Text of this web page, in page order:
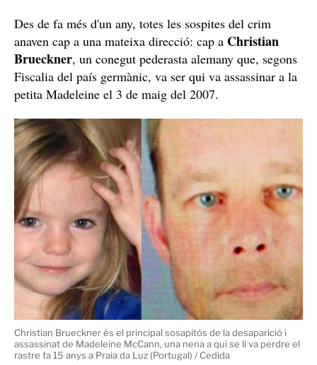
Des de fa més d'un any, totes les sospites del crim
anaven cap a una mateixa direcció: cap a Christian
Brueckner, un conegut pederasta alemany que, segons
Fiscalia del país germànic, va ser qui va assassinar a la
petita Madeleine el 3 de maig del 2007.
Christian Brueckner és el principal sosapitós de la desaparició i
assassinat de Madeleine McCann, una nena a qui se li va perdre el
rastre fa 15 anys a Praia da Luz (Portugal) / Cedida